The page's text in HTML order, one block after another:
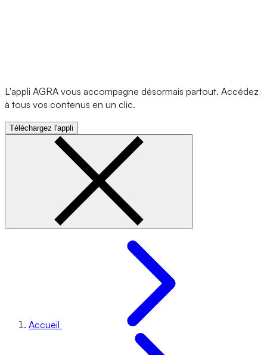
L'appli AGRA vous accompagne désormais partout. Accédez
à tous vos contenus en un clic.
Téléchargez l'appli
Accueil